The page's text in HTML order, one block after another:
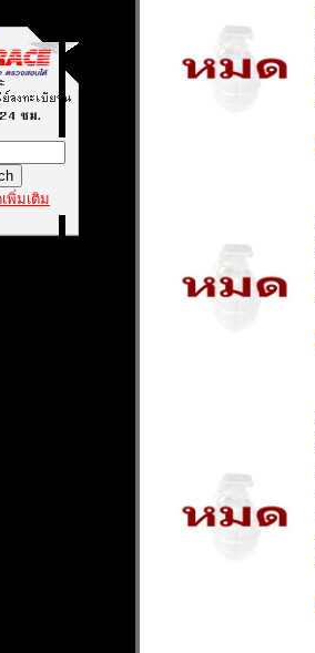
พิ่มเติม